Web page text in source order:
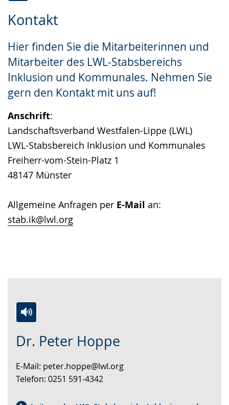
Kontakt
Hier finden Sie die Mitarbeiterinnen und
Mitarbeiter des LWL-Stabsbereichs
Inklusion und Kommunales. Nehmen Sie
gern den Kontakt mit uns auf!
Anschrift:
Landschaftsverband Westfalen-Lippe (LWL)
LWL-Stabsbereich Inklusion und Kommunales
Freiherr-vom-Stein-Platz 1
48147 Münster
Allgemeine Anfragen per E-Mail an:
stab.ik@lwl.org
Leichten
wechseln.
Audio-
Video
Deutscher
Gebärdensprache
wird
angezeigt.
Dr. Peter Hoppe
Leichten
wechseln.
Audio-
Video
Deutscher
Gebärdensprache
E-Mail: peter.hoppe@lwl.org
Telefon: 0251 591-4342